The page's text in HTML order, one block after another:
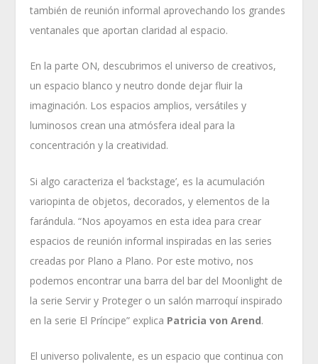
también de reunión informal aprovechando los grandes
ventanales que aportan claridad al espacio.
En la parte ON, descubrimos el universo de creativos,
un espacio blanco y neutro donde dejar fluir la
imaginación. Los espacios amplios, versátiles y
luminosos crean una atmósfera ideal para la
concentración y la creatividad.
Si algo caracteriza el ‘backstage’, es la acumulación
variopinta de objetos, decorados, y elementos de la
farándula. “Nos apoyamos en esta idea para crear
espacios de reunión informal inspiradas en las series
creadas por Plano a Plano. Por este motivo, nos
podemos encontrar una barra del bar del Moonlight de
la serie Servir y Proteger o un salón marroquí inspirado
en la serie El Príncipe” explica Patricia von Arend.
El universo polivalente, es un espacio que continua con